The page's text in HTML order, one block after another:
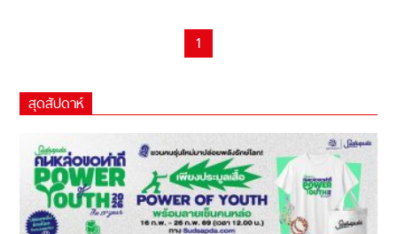
1
สุดสัปดาห์